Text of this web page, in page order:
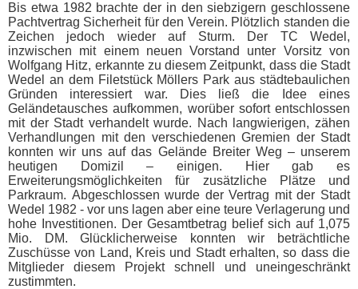
Bis etwa 1982 brachte der in den siebzigern geschlossene
Pachtvertrag Sicherheit für den Verein. Plötzlich standen die
Zeichen jedoch wieder auf Sturm. Der TC Wedel,
inzwischen mit einem neuen Vorstand unter Vorsitz von
Wolfgang Hitz, erkannte zu diesem Zeitpunkt, dass die Stadt
Wedel an dem Filetstück Möllers Park aus städtebaulichen
Gründen interessiert war. Dies ließ die Idee eines
Geländetausches aufkommen, worüber sofort entschlossen
mit der Stadt verhandelt wurde. Nach langwierigen, zähen
Verhandlungen mit den verschiedenen Gremien der Stadt
konnten wir uns auf das Gelände Breiter Weg – unserem
heutigen Domizil – einigen. Hier gab es
Erweiterungsmöglichkeiten für zusätzliche Plätze und
Parkraum. Abgeschlossen wurde der Vertrag mit der Stadt
Wedel 1982 - vor uns lagen aber eine teure Verlagerung und
hohe Investitionen. Der Gesamtbetrag belief sich auf 1,075
Mio. DM. Glücklicherweise konnten wir beträchtliche
Zuschüsse von Land, Kreis und Stadt erhalten, so dass die
Mitglieder diesem Projekt schnell und uneingeschränkt
zustimmten.